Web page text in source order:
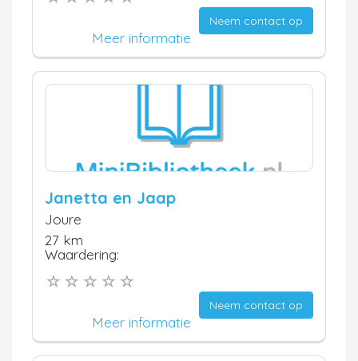
Neem contact op
Meer informatie
Janetta en Jaap
Joure
27 km
Waardering:
Neem contact op
Meer informatie